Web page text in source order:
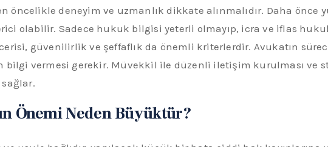
öncelikle deneyim ve uzmanlık dikkate alınmalıdır. Daha
olabilir. Sadece hukuk bilgisi yeterli olmayıp, icra ve iflas
güvenilirlik ve şeffaflık da önemli kriterlerdir. Avukatın
bilgi vermesi gerekir. Müvekkil ile düzenli iletişim kurulması ve
Önemi Neden Büyüktür?